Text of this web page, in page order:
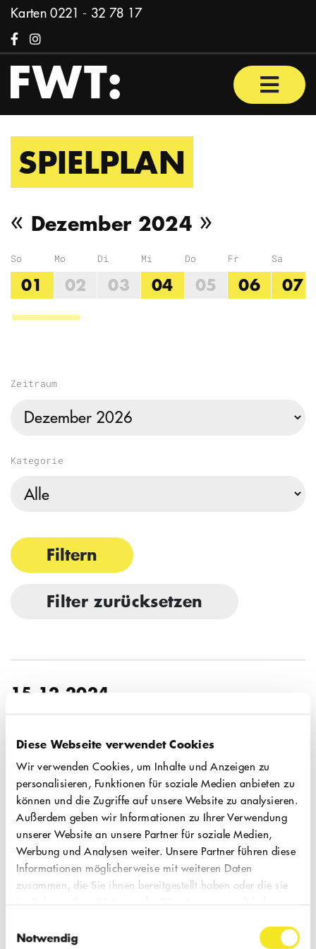
Diese Webseite verwendet Cookies
Wir verwenden Cookies, um Inhalte und Anzeigen zu
personalisieren, Funktionen für soziale Medien anbieten zu
können und die Zugriffe auf unsere Website zu analysieren.
Außerdem geben wir Informationen zu Ihrer Verwendung
unserer Website an unsere Partner für soziale Medien,
Werbung und Analysen weiter. Unsere Partner führen diese
Informationen möglicherweise mit weiteren Daten
zusammen, die Sie ihnen bereitgestellt haben oder die sie
Notwendig
Zum Inhalt springen
Karten0221 - 32 78 17
FacebookInstagram
SPIELPLAN
Vorheriger Monat
« Dezember 2024Nächster
»
So
01
Mo
02
Di
03
Mi
04
Do
05
Fr
06
Sa
07
Zeitraum
Kategorie
Filtern
Filter zurücksetzen
15.12.2024
So, 18:00 Uhr
QUEERE REVOLUTION
Was uns gelingen müsste, gerade
das liegt uns nicht | Partizipatives
Theaterprojekt| Eine Zeitreise mit
queeren Expert:innen zurück zum Beginn
queerer Emanzipationsbewegung.
Altersempfehlung ab 14 Jahren.